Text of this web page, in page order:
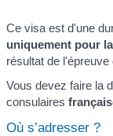
Ce visa est d'une
uniquement pour
résultat de
Vous devez faire la
consulaires
Où s’adresser ?